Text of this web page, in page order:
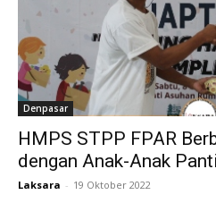
Denpasar
HMPS STPP FPAR
dengan Anak-Anak
Laksara - 19 Oktober 2022